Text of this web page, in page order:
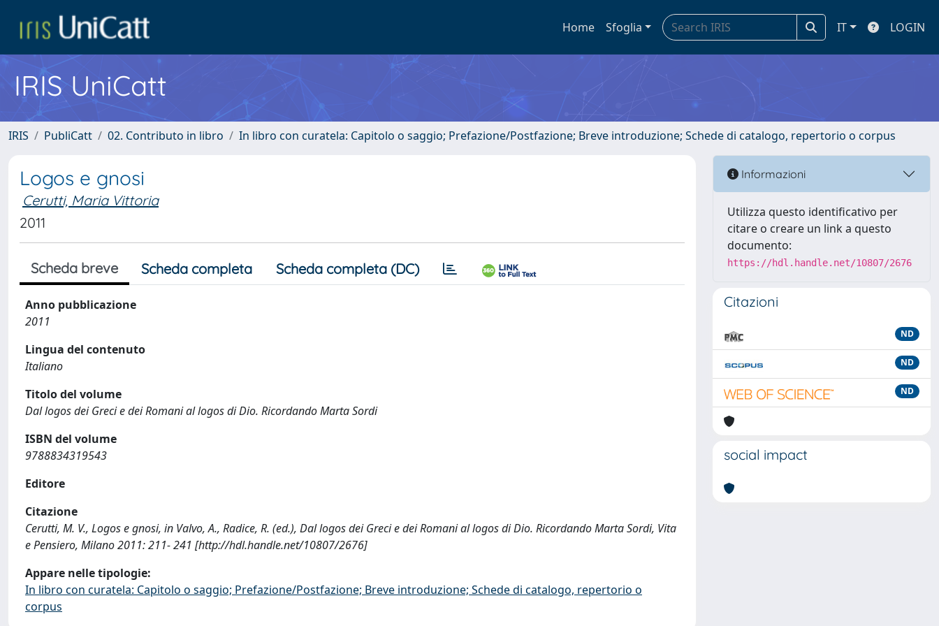
Home Sfoglia IT LOGIN
IRIS UniCatt
IRIS PubliCatt 02. Contributo in libro In libro con curatela: Capitolo o saggio; Prefazione/Postfazione; Breve introduzione; Schede di catalogo, repertorio o corpus
Logos e gnosi
Cerutti, Maria Vittoria
2011
Scheda breve Scheda completa Scheda completa (DC)
Anno pubblicazione
2011
Lingua del contenuto
Italiano
Titolo del volume
Dal logos dei Greci e dei Romani al logos di Dio. Ricordando Marta Sordi
ISBN del volume
9788834319543
Editore
Citazione
Cerutti, M. V., Logos e gnosi, in Valvo, A., Radice, R. (ed.), Dal logos dei Greci e dei Romani al logos di Dio. Ricordando Marta Sordi, Vita
e Pensiero, Milano 2011: 211- 241 [http://hdl.handle.net/10807/2676]
Appare nelle tipologie:
In libro con curatela: Capitolo o saggio; Prefazione/Postfazione; Breve introduzione; Schede di catalogo, repertorio o
corpus
Informazioni
Utilizza questo identificativo per
citare o creare un link a questo
documento:
https://hdl.handle.net/10807/2676
Citazioni
ND
ND
ND
social impact